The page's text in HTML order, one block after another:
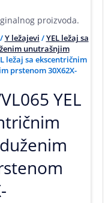
proizvoda.
Y ležajevi /YEL ležaj sa
unutrašnjim
ležaj sa ekscentričnim
prstenom 30X62X-
YEL